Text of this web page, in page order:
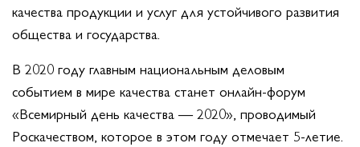
качества продукции и услуг для устойчивого развития
общества и государства.
В 2020 году главным национальным деловым
событием в мире качества станет онлайн-форум
«Всемирный день качества — 2020», проводимый
Роскачеством, которое в этом году отмечает 5-летие.